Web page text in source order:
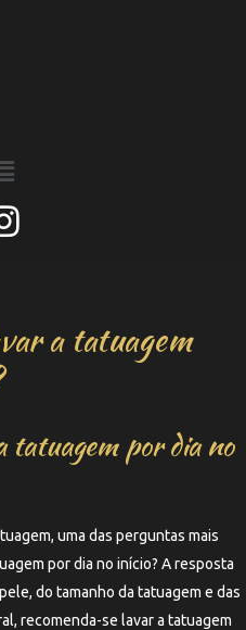
a tatuagem
tatuagem por dia no
uma das perguntas mais
por dia no início? A resposta
do tamanho da tatuagem e das
recomenda-se lavar a tatuagem